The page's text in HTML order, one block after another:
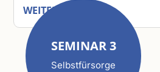
WEITERE DETAILS
SEMINAR 3
Selbstfürsorge